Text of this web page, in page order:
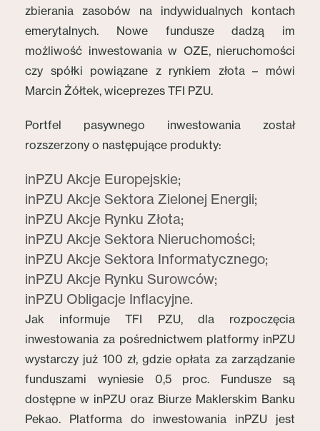
zbierania zasobów na indywidualnych kontach
emerytalnych. Nowe fundusze dadzą im
możliwość inwestowania w OZE, nieruchomości
czy spółki powiązane z rynkiem złota – mówi
Marcin Żółtek, wiceprezes TFI PZU.
Portfel pasywnego inwestowania został
rozszerzony o następujące produkty:
inPZU Akcje Europejskie;
inPZU Akcje Sektora Zielonej Energii;
inPZU Akcje Rynku Złota;
inPZU Akcje Sektora Nieruchomości;
inPZU Akcje Sektora Informatycznego;
inPZU Akcje Rynku Surowców;
inPZU Obligacje Inflacyjne.
Jak informuje TFI PZU, dla rozpoczęcia
inwestowania za pośrednictwem platformy inPZU
wystarczy już 100 zł, gdzie opłata za zarządzanie
funduszami wyniesie 0,5 proc. Fundusze są
dostępne w inPZU oraz Biurze Maklerskim Banku
Pekao. Platforma do inwestowania inPZU jest